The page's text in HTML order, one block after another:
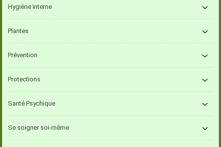
Hygiène Interne
Plantes
Prévention
Protections
Santé Psychique
Se soigner soi-même